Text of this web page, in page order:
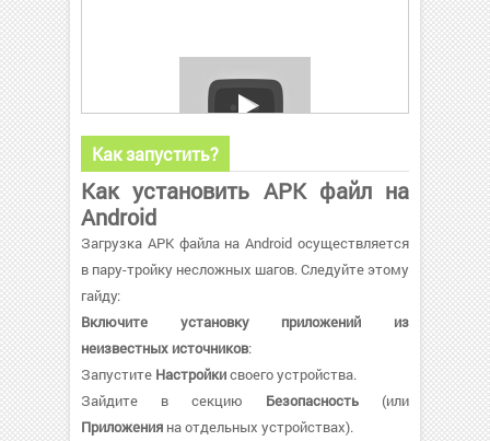
Как запустить?
Как установить APK файл на
Android
Загрузка APK файла на Android осуществляется
в пару-тройку несложных шагов. Следуйте этому
гайду:
Включите установку приложений из
неизвестных источников:
Запустите Настройкисвоего устройства.
Зайдите в секцию Безопасность (или
Приложения на отдельных устройствах).